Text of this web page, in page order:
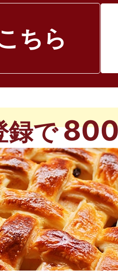
ちら
録で